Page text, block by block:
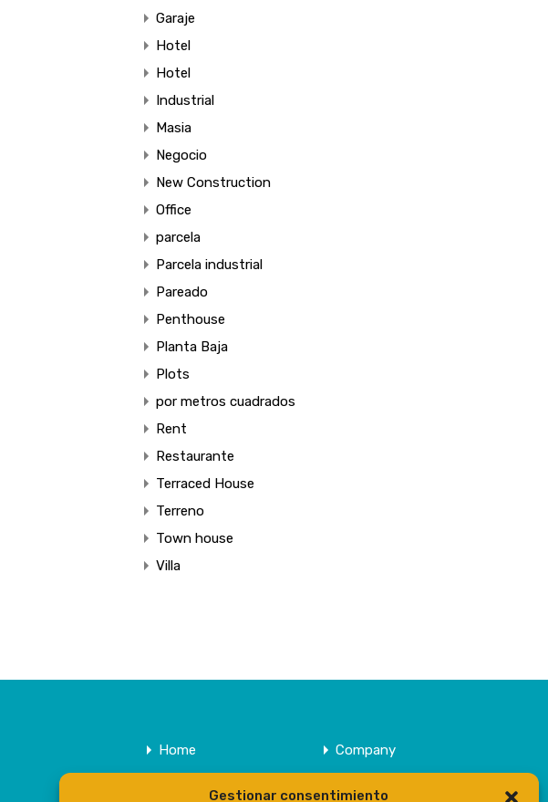
Gestionar consentimiento
Garaje
Hotel
Hotel
Industrial
Masia
Negocio
New Construction
Office
parcela
Parcela industrial
Pareado
Penthouse
Planta Baja
Plots
por metros cuadrados
Rent
Restaurante
Terraced House
Terreno
Town house
Villa
Home
Company